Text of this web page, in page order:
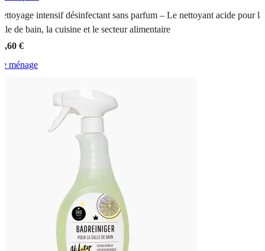
intensif désinfectant sans parfum – Le nettoyant acide pour la
de bain, la cuisine et le secteur alimentaire
€
le ménage